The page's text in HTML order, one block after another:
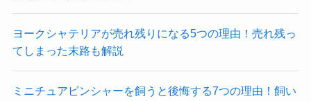
ヨークシャテリアが売れ残りになる5つの理由！売れ残っ
てしまった末路も解説
ミニチュアピンシャーを飼うと後悔する7つの理由！飼い